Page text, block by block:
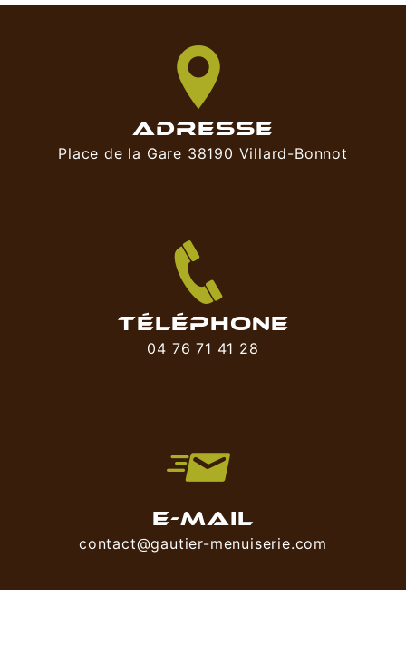
ADRESSE
Place de la Gare 38190 Villard-Bonnot
TÉLÉPHONE
04 76 71 41 28
E-MAIL
contact@gautier-menuiserie.com